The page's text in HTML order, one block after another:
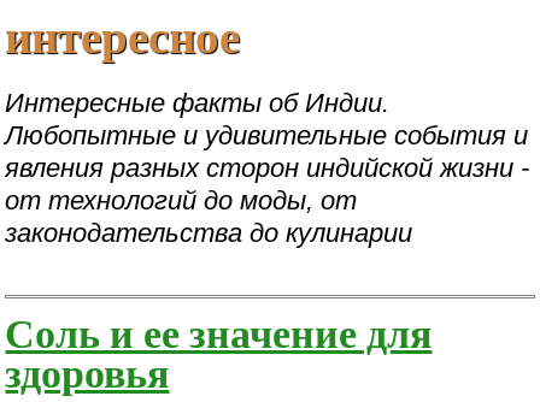
интересное
Интересные факты об Индии.
Любопытные и удивительные события и
явления разных сторон индийской жизни -
от технологий до моды, от
законодательства до кулинарии
Соль и ее значение для
здоровья